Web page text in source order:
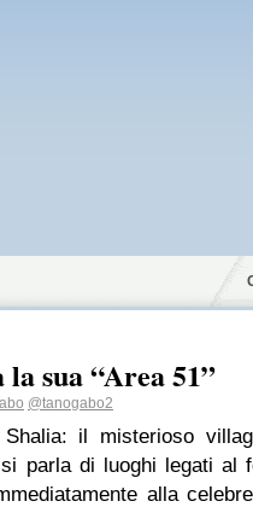
sua “Area 51”
@tanogabo2
il misterioso
parla di luoghi legati al
alla